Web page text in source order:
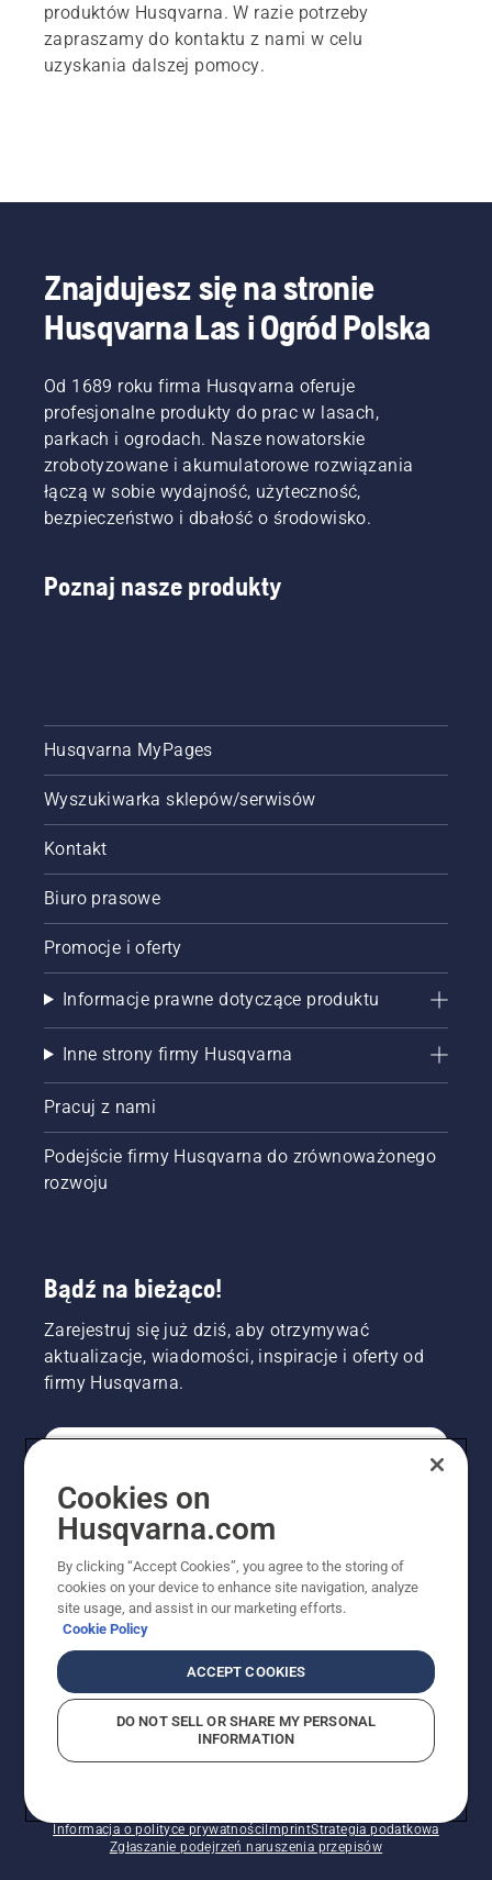
produktów Husqvarna. W razie potrzeby
zapraszamy do kontaktu z nami w celu
uzyskania dalszej pomocy.
Znajdujesz się na stronie
Husqvarna Las i Ogród Polska
Od 1689 roku firma Husqvarna oferuje
profesjonalne produkty do prac w lasach,
parkach i ogrodach. Nasze nowatorskie
zrobotyzowane i akumulatorowe rozwiązania
łączą w sobie wydajność, użyteczność,
bezpieczeństwo i dbałość o środowisko.
Poznaj nasze produkty
Husqvarna MyPages
Wyszukiwarka sklepów/serwisów
Kontakt
Biuro prasowe
Promocje i oferty
Informacje prawne dotyczące produktu
Inne strony firmy Husqvarna
Pracuj z nami
Podejście firmy Husqvarna do zrównoważonego
rozwoju
Bądź na bieżąco!
Zarejestruj się już dziś, aby otrzymywać
aktualizacje, wiadomości, inspiracje i oferty od
firmy Husqvarna.
PROFESJONALISTA
Informacja o polityce prywatnościImprintStrategia podatkowa
Zgłaszanie podejrzeń naruszenia przepisów
Cookies on
Husqvarna.com
By clicking “Accept Cookies”, you agree to the storing of
cookies on your device to enhance site navigation, analyze
site usage, and assist in our marketing efforts.
Cookie Policy
ACCEPT COOKIES
DO NOT SELL OR SHARE MY PERSONAL
INFORMATION